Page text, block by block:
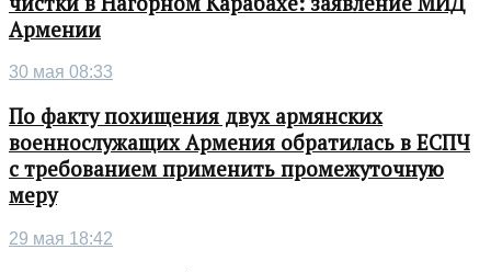
Армении
30 мая 08:33
По факту похищения двух армянских
военнослужащих Армения обратилась в ЕСПЧ
с требованием применить промежуточную
меру
29 мая 18:42